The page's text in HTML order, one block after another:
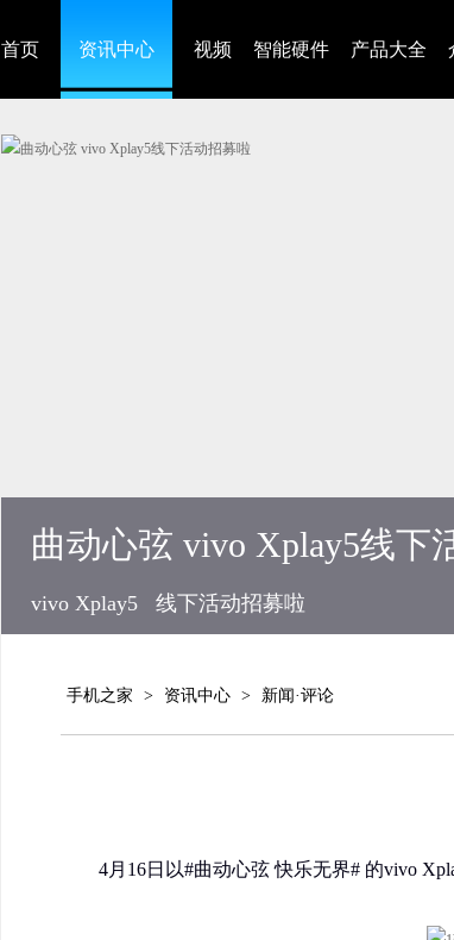
首页 资讯中心 视频 智能硬件 产品大全
曲动心弦 vivo Xplay5线下
vivo Xplay5 线下活动招募啦
手机之家 > 资讯中心 > 新闻·评论
4月16日以#曲动心弦 快乐无界# 的vivo